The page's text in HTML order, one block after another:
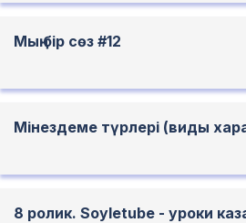
Мың бір сөз #12
Мінездеме түрлері (виды
8 ролик. Soyletube - уроки